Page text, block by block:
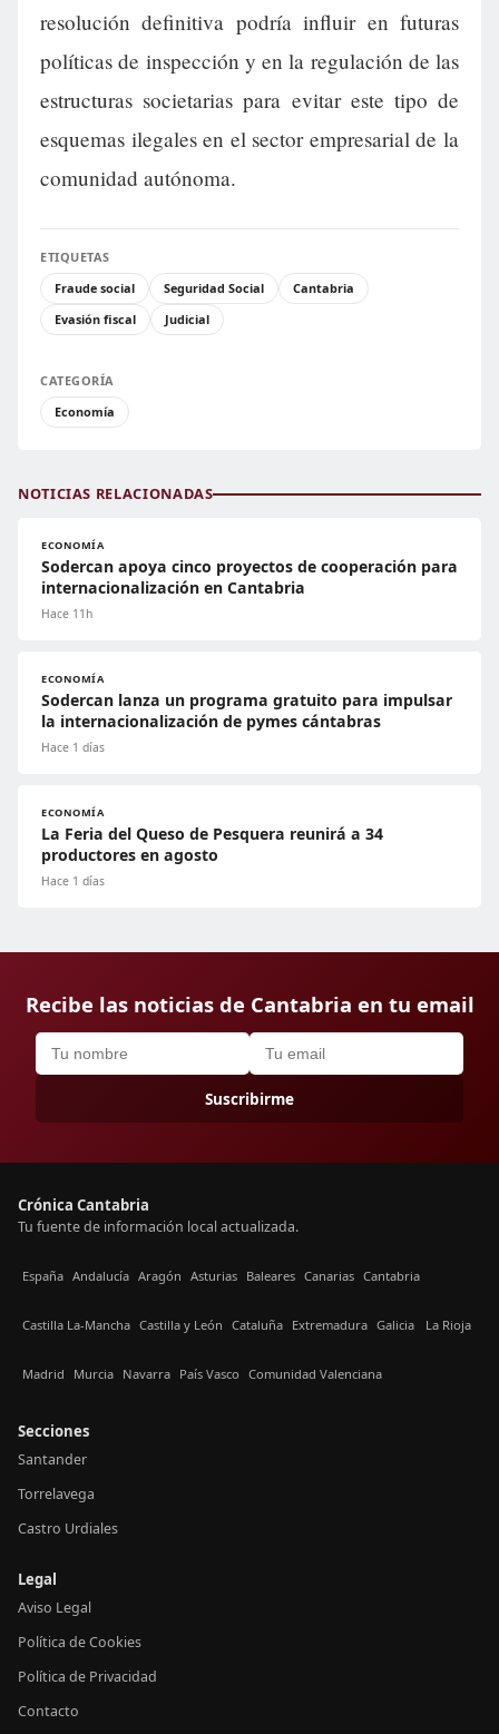
resolución definitiva podría influir en futuras
políticas de inspección y en la regulación de las
estructuras societarias para evitar este tipo de
esquemas ilegales en el sector empresarial de la
comunidad autónoma.
ETIQUETAS
Fraude social
Seguridad Social
Cantabria
Evasión fiscal
Judicial
CATEGORÍA
Economía
NOTICIAS RELACIONADAS
ECONOMÍA
Sodercan apoya cinco proyectos de cooperación para
internacionalización en Cantabria
Hace 11h
ECONOMÍA
Sodercan lanza un programa gratuito para impulsar
la internacionalización de pymes cántabras
Hace 1 días
ECONOMÍA
La Feria del Queso de Pesquera reunirá a 34
productores en agosto
Hace 1 días
Recibe las noticias de Cantabria en tu email
Suscribirme
Crónica Cantabria
Tu fuente de información local actualizada.
España Andalucía Aragón Asturias Baleares Canarias Cantabria
Castilla La-Mancha Castilla y León Cataluña Extremadura Galicia La Rioja
Madrid Murcia Navarra País Vasco Comunidad Valenciana
Secciones
Santander
Torrelavega
Castro Urdiales
Legal
Aviso Legal
Política de Cookies
Política de Privacidad
Contacto